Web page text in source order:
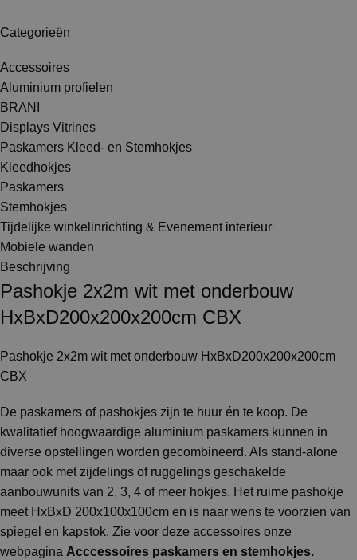
Categorieën
Accessoires
Aluminium profielen
BRANI
Displays Vitrines
Paskamers Kleed- en Stemhokjes
Kleedhokjes
Paskamers
Stemhokjes
Tijdelijke winkelinrichting & Evenement interieur
Mobiele wanden
Beschrijving
Pashokje 2x2m wit met onderbouw
HxBxD200x200x200cm CBX
Pashokje 2x2m wit met onderbouw HxBxD200x200x200cm
CBX
De paskamers of pashokjes zijn te huur én te koop. De
kwalitatief hoogwaardige aluminium paskamers kunnen in
diverse opstellingen worden gecombineerd. Als stand-alone
maar ook met zijdelings of ruggelings geschakelde
aanbouwunits van 2, 3, 4 of meer hokjes. Het ruime pashokje
meet HxBxD 200x100x100cm en is naar wens te voorzien van
spiegel en kapstok. Zie voor deze accessoires onze
webpagina Acccessoires paskamers en stemhokjes.